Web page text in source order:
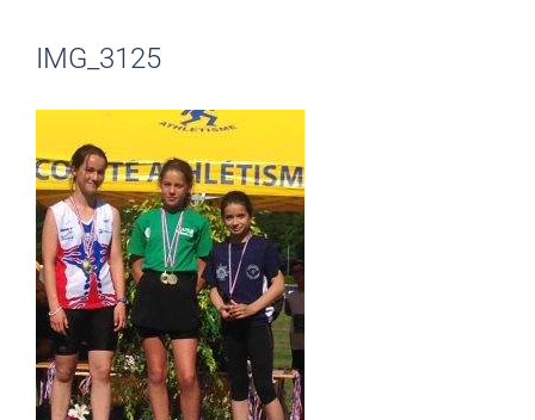
IMG_3125